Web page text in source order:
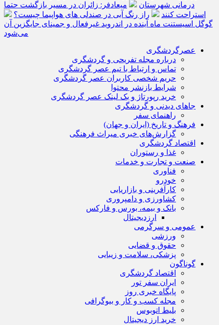
درمانی شهرستان
میعادفر: زائران در مسیر بازگشت حتما
استراحت کنند
راز رنگ آبی در صندلی های هواپیما چیست؟
گوگل اسیستنت ماه آینده در اندروید غیرفعال و جمینای جایگزین آن
می‌شود
عصرگردشگری
درباره مجله تفریحی و گردشگری
تماس و ارتباط با تیم عصر گردشگری
حریم شخصی کاربران عصر گردشگری
شرایط بازنشر محتوا
خرید رپورتاژ و بک لینک عصر گردشگری
جاهای دیدنی و گردشگری
راهنمای سفر
فرهنگ و تاریخ (ایران و جهان)
گزارش‌های خبری میراث فرهنگی
اقتصاد گردشگری
غذا و رستوران
صنعت و تجارت و خدمات
فناوری
خودرو
کارآفرینی و بازاریابی
کشاورزی و دامپروری
بانک و بیمه، بورس و فارکس
ارزدیجیتال
عمومی و سرگرمی
ورزشی
حقوق و قضایی
پزشکی، سلامت و زیبایی
گوناگون
اقتصاد گردشگری
ایران سفر تور
پایگاه خبری روز
مجله کسب و کار و بیوگرافی
بلیط اتوبوس
خرید ارز دیجیتال